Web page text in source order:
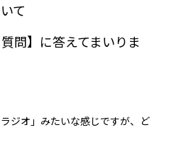
て
問】に答えてまいりま
ジオ」みたいな感じですが、ど